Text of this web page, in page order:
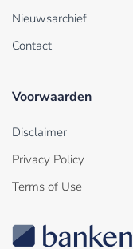
Nieuwsarchief
Contact
Voorwaarden
Disclaimer
Privacy Policy
Terms of Use